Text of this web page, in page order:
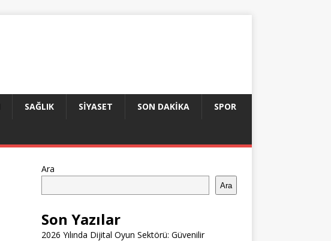
SAĞLIK SIYASET SON DAKIKA SPOR
Ara
Ara
Son Yazılar
2026 Yılında Dijital Oyun Sektörü: Güvenilir